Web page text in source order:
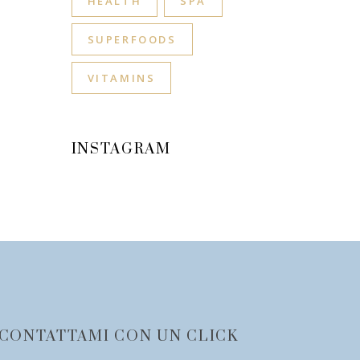
SUPERFOODS
VITAMINS
INSTAGRAM
CON UN CLICK